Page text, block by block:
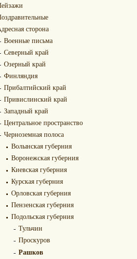
сторона
Военные письма
Северный край
Озерный край
Финляндия
Прибалтийский край
Привислинский край
Западный край
Центральное пространство
Черноземная полоса
Волынская губерния
Воронежская губерния
Киевская губерния
Курская губерния
Орловская губерния
Пензенская губерния
Подольская губерния
Тульчин
Проскуров
Рашков